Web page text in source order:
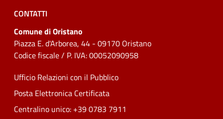
CONTATTI
Comune di Oristano
Piazza E. d'Arborea, 44 - 09170 Oristano
Codice fiscale / P. IVA: 00052090958
Ufficio Relazioni con il Pubblico
Posta Elettronica Certificata
Centralino unico: +39 0783 7911